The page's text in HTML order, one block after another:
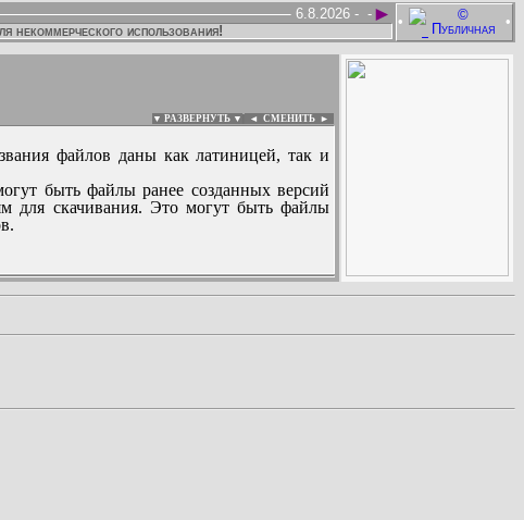
• •
►
-
6.8.2026 -
некоммерческого использования!
▼ РАЗВЕРНУТЬ ▼ ◄ СМЕНИТЬ ►
файлов даны как латиницей, так и
быть файлы ранее созданных версий
для скачивания. Это могут быть файлы
: